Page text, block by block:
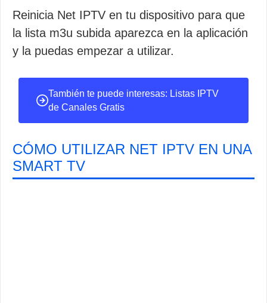
Reinicia Net IPTV en tu dispositivo para que
la lista m3u subida aparezca en la aplicación
y la puedas empezar a utilizar.
También te puede interesas: Listas IPTV
de Canales Gratis
CÓMO UTILIZAR NET IPTV EN UNA
SMART TV